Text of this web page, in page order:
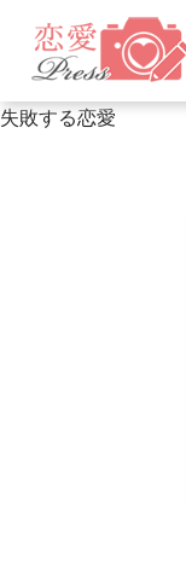
失敗する恋愛